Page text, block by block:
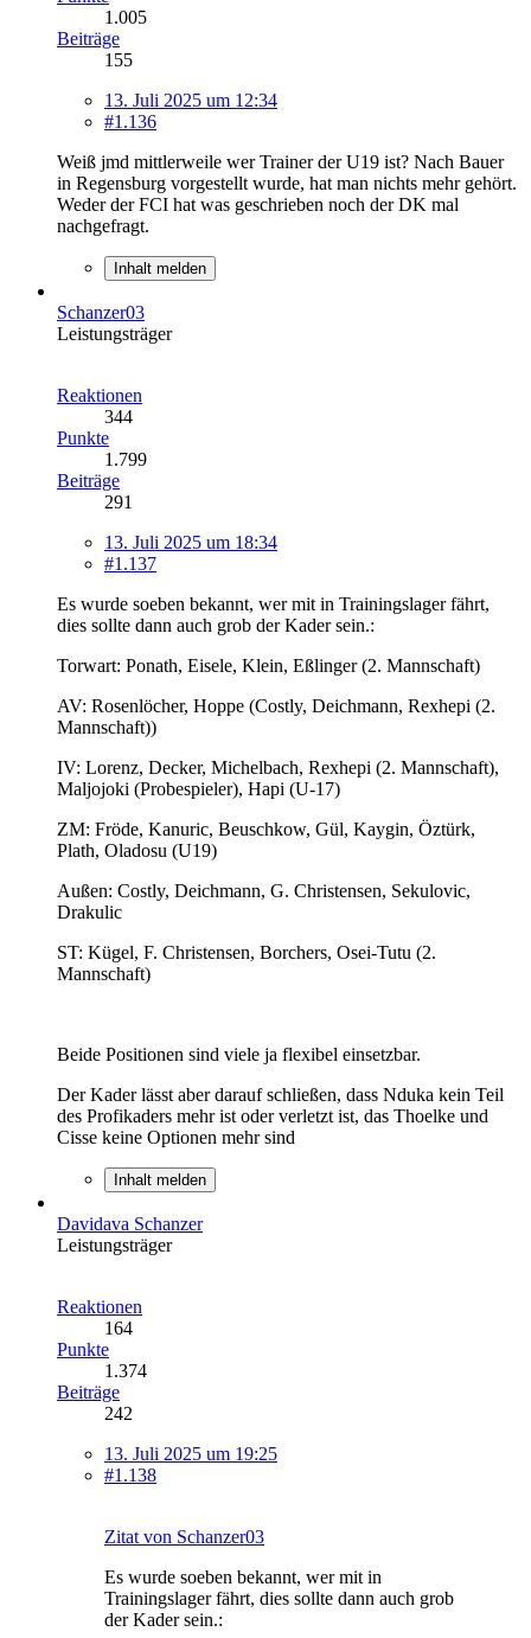
1.005
Beiträge
155
13. Juli 2025 um 12:34
#1.136
Weiß jmd mittlerweile wer Trainer der U19 ist? Nach Bauer
in Regensburg vorgestellt wurde, hat man nichts mehr gehört.
Weder der FCI hat was geschrieben noch der DK mal
nachgefragt.
Inhalt melden
Schanzer03
Leistungsträger
Reaktionen
344
Punkte
1.799
Beiträge
291
13. Juli 2025 um 18:34
#1.137
Es wurde soeben bekannt, wer mit in Trainingslager fährt,
dies sollte dann auch grob der Kader sein.:
Torwart: Ponath, Eisele, Klein, Eßlinger (2. Mannschaft)
AV: Rosenlöcher, Hoppe (Costly, Deichmann, Rexhepi (2.
Mannschaft))
IV: Lorenz, Decker, Michelbach, Rexhepi (2. Mannschaft),
Maljojoki (Probespieler), Hapi (U-17)
ZM: Fröde, Kanuric, Beuschkow, Gül, Kaygin, Öztürk,
Plath, Oladosu (U19)
Außen: Costly, Deichmann, G. Christensen, Sekulovic,
Drakulic
ST: Kügel, F. Christensen, Borchers, Osei-Tutu (2.
Mannschaft)
Beide Positionen sind viele ja flexibel einsetzbar.
Der Kader lässt aber darauf schließen, dass Nduka kein Teil
des Profikaders mehr ist oder verletzt ist, das Thoelke und
Cisse keine Optionen mehr sind
Inhalt melden
Davidava Schanzer
Leistungsträger
Reaktionen
164
Punkte
1.374
Beiträge
242
13. Juli 2025 um 19:25
#1.138
Zitat von Schanzer03
Es wurde soeben bekannt, wer mit in
Trainingslager fährt, dies sollte dann auch grob
der Kader sein.: